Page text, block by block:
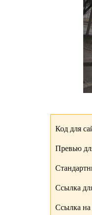
Код для
Превью
Ссылка
Ссылка на